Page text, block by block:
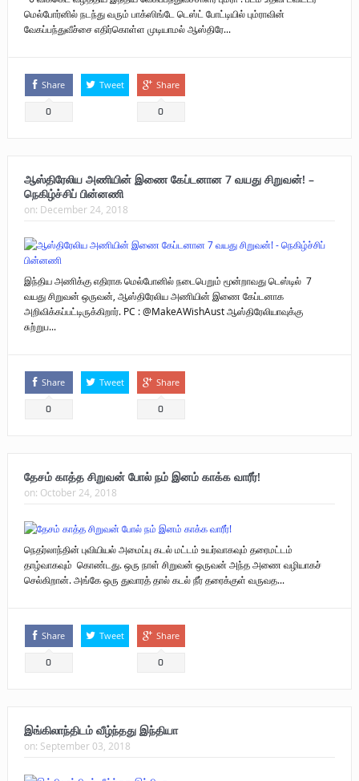
புலிகளின் குரல் பொறுப்பாளர் திரு. தமிழன்பன் (ஜவான்) அவர்களின் புகழ்
தீக்குரல்’ இசைப்பேழை வெளியீடும்.
உரிமைப் போராட்டம் _
மெல்போர்னில் நடந்து வரும் பாக்ஸிங்டே டெஸ்ட் போட்டியில் பும்ராவின்
வேகப்பந்துவீச்சை எதிர்கொள்ள முடியாமல் ஆஸ்திரே...
Share
0
Tweet Share
0
ஆஸ்திரேலிய அணியின் இணை கேப்டனான 7 வயது சிறுவன்! –
நெகிழ்ச்சிப் பின்னணி
on: December 24, 2018
இந்திய அணிக்கு எதிராக மெல்போனில் நடைபெறும் மூன்றாவது டெஸ்டில் 7
வயது சிறுவன் ஒருவன், ஆஸ்திரேலிய அணியின் இணை கேப்டனாக
அறிவிக்கப்பட்டிருக்கிறார். PC : @MakeAWishAust ஆஸ்திரேலியாவுக்கு
சுற்றுப...
Share
0
Tweet Share
0
தேசம் காத்த சிறுவன் போல் நம் இனம் காக்க வாரீர்!
on: October 24, 2018
நெதர்லாந்தின் புவியியல் அமைப்பு கடல் மட்டம் உயர்வாகவும் தரைமட்டம்
தாழ்வாகவும் கொண்டது. ஒரு நாள் சிறுவன் ஒருவன் அந்த அணை வழியாகச்
செல்கிறான். அங்கே ஒரு துவாரத் தால் கடல் நீர் தரைக்குள் வருவத...
Share
0
Tweet Share
0
இங்கிலாந்திடம் வீழ்ந்தது இந்தியா
on: September 03, 2018